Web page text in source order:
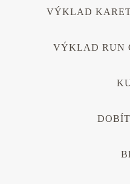
VÝKLAD
VÝKLAD RUN